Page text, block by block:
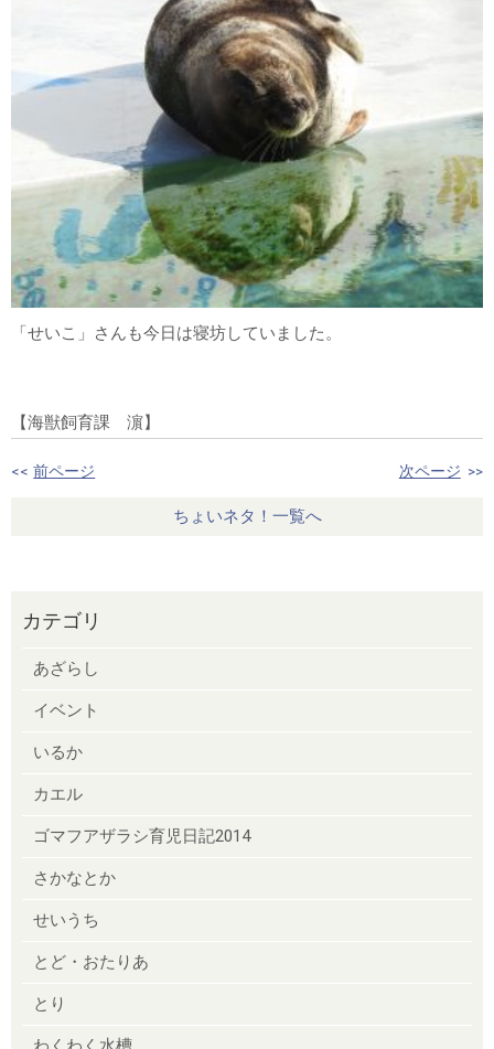
「せいこ」さんも今日は寝坊していました。
【海獣飼育課 濵】
<< 前ページ 次ページ >>
ちょいネタ！一覧へ
カテゴリ
あざらし
イベント
いるか
カエル
ゴマフアザラシ育児日記2014
さかなとか
せいうち
とど・おたりあ
とり